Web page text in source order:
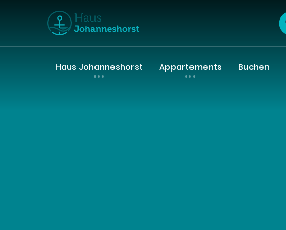
Haus Johanneshorst Appartements Buchen